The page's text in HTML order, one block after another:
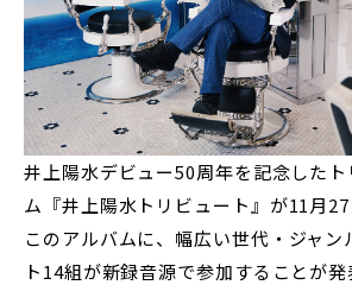
井上陽水デビュー50周年を記念した
ム『井上陽水トリビュート』が11月27
このアルバムに、幅広い世代・ジャン
ト14組が新録音源で参加することが発